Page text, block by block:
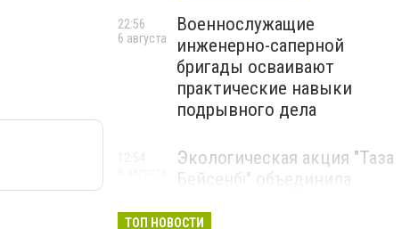
Военнослужащие
инженерно-саперной
бригады осваивают
практические навыки
подрывного дела
22:56
6 августа
Экологическая акция "Таза
Бейсенбі" объединила
Алматинской области
ТОП НОВОСТИ